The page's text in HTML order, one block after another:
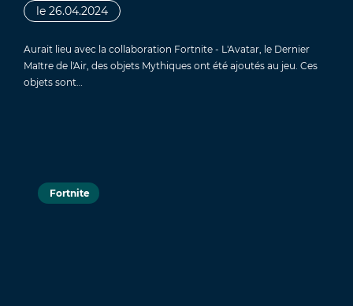
le 26.04.2024
Aurait lieu avec la collaboration Fortnite - L'Avatar, le Dernier
Maître de l'Air, des objets Mythiques ont été ajoutés au jeu. Ces
objets sont…
Fortnite